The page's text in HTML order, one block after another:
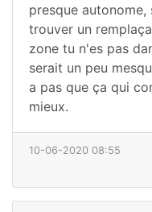
presque
trouver un
zone tu n'es pas
serait un peu
a pas que ça qui
mieux.
10-06-2020 08:55